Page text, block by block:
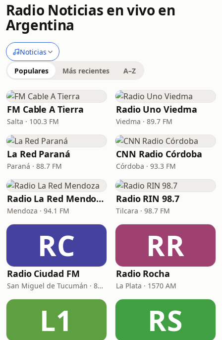
Radio Noticias en vivo en
Argentina
Noticias
Populares Más recientes A–Z
FM Cable A Tierra
Salta · 100.3 FM
Radio Uno Viedma
Viedma · 89.7 FM
La Red Paraná
Paraná · 88.7 FM
CNN Radio Córdoba
Córdoba · 93.3 FM
Radio La Red Mendoza
Mendoza · 94.1 FM
Radio RIN 98.7
Tilcara · 98.7 FM
RC
Radio Ciudad FM
San Miguel de Tucumán · 87.9 FM
RR
Radio Rocha
La Plata · 1570 AM
L1 RS